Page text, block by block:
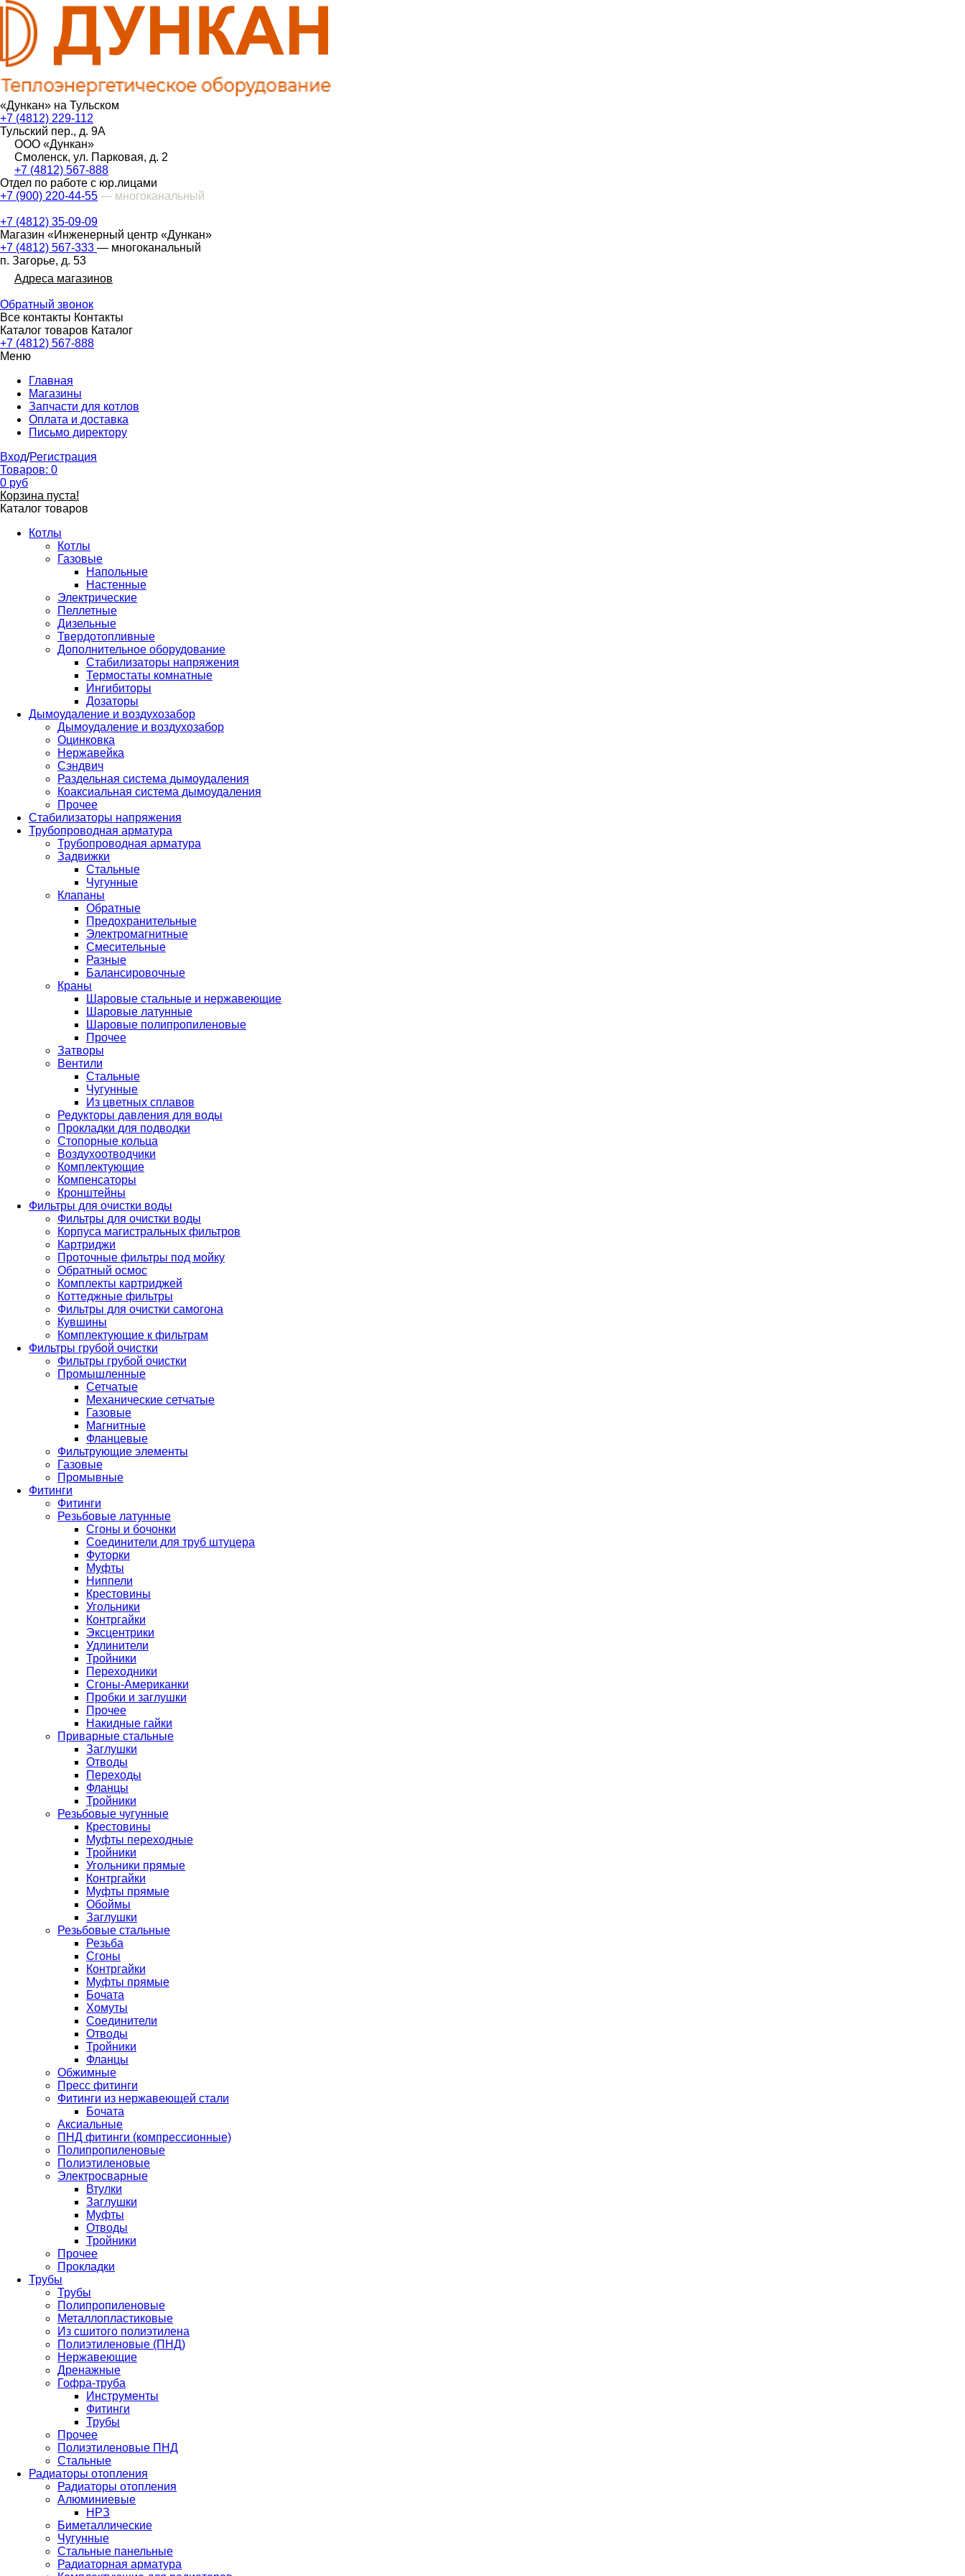
«Дункан» на Тульском
+7 (4812) 229-112
Тульский пер., д. 9А
ООО «Дункан»
Смоленск, ул. Парковая, д. 2
+7 (4812) 567-888
Отдел по работе с юр.лицами
+7 (900) 220-44-55 — многоканальный
+7 (4812) 35-09-09
Магазин «Инженерный центр «Дункан»
+7 (4812) 567-333 — многоканальный
п. Загорье, д. 53
Адреса магазинов
Обратный звонок
Все контакты Контакты
Каталог товаров Каталог
+7 (4812) 567-888
Меню
Главная
Магазины
Запчасти для котлов
Оплата и доставка
Письмо директору
Вход/Регистрация
Товаров: 0
0 руб
Корзина пуста!
Каталог товаров
Котлы
Котлы
Газовые
Напольные
Настенные
Электрические
Пеллетные
Дизельные
Твердотопливные
Дополнительное оборудование
Стабилизаторы напряжения
Термостаты комнатные
Ингибиторы
Дозаторы
Дымоудаление и воздухозабор
Дымоудаление и воздухозабор
Оцинковка
Нержавейка
Сэндвич
Раздельная система дымоудаления
Коаксиальная система дымоудаления
Прочее
Стабилизаторы напряжения
Трубопроводная арматура
Трубопроводная арматура
Задвижки
Стальные
Чугунные
Клапаны
Обратные
Предохранительные
Электромагнитные
Смесительные
Разные
Балансировочные
Краны
Шаровые стальные и нержавеющие
Шаровые латунные
Шаровые полипропиленовые
Прочее
Затворы
Вентили
Стальные
Чугунные
Из цветных сплавов
Редукторы давления для воды
Прокладки для подводки
Стопорные кольца
Воздухоотводчики
Комплектующие
Компенсаторы
Кронштейны
Фильтры для очистки воды
Фильтры для очистки воды
Корпуса магистральных фильтров
Картриджи
Проточные фильтры под мойку
Обратный осмос
Комплекты картриджей
Коттеджные фильтры
Фильтры для очистки самогона
Кувшины
Комплектующие к фильтрам
Фильтры грубой очистки
Фильтры грубой очистки
Промышленные
Сетчатые
Механические сетчатые
Газовые
Магнитные
Фланцевые
Фильтрующие элементы
Газовые
Промывные
Фитинги
Фитинги
Резьбовые латунные
Сгоны и бочонки
Соединители для труб штуцера
Футорки
Муфты
Ниппели
Крестовины
Угольники
Контргайки
Эксцентрики
Удлинители
Тройники
Переходники
Сгоны-Американки
Пробки и заглушки
Прочее
Накидные гайки
Приварные стальные
Заглушки
Отводы
Переходы
Фланцы
Тройники
Резьбовые чугунные
Крестовины
Муфты переходные
Тройники
Угольники прямые
Контргайки
Муфты прямые
Обоймы
Заглушки
Резьбовые стальные
Резьба
Сгоны
Контргайки
Муфты прямые
Бочата
Хомуты
Соединители
Отводы
Тройники
Фланцы
Обжимные
Пресс фитинги
Фитинги из нержавеющей стали
Бочата
Аксиальные
ПНД фитинги (компрессионные)
Полипропиленовые
Полиэтиленовые
Электросварные
Втулки
Заглушки
Муфты
Отводы
Тройники
Прочее
Прокладки
Трубы
Трубы
Полипропиленовые
Металлопластиковые
Из сшитого полиэтилена
Полиэтиленовые (ПНД)
Нержавеющие
Дренажные
Гофра-труба
Инструменты
Фитинги
Трубы
Прочее
Полиэтиленовые ПНД
Стальные
Радиаторы отопления
Радиаторы отопления
Алюминиевые
НРЗ
Биметаллические
Чугунные
Стальные панельные
Радиаторная арматура